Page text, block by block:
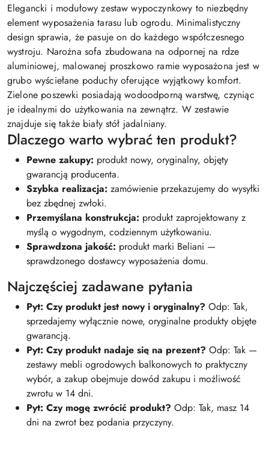
Elegancki i modułowy zestaw wypoczynkowy to niezbędny
element wyposażenia tarasu lub ogrodu. Minimalistyczny
design sprawia, że pasuje on do każdego współczesnego
wystroju. Narożna sofa zbudowana na odpornej na rdze
aluminiowej, malowanej proszkowo ramie wyposażona jest w
grubo wyściełane poduchy oferujące wyjątkowy komfort.
Zielone poszewki posiadają wodoodporną warstwę, czyniąc
je idealnymi do użytkowania na zewnątrz. W zestawie
znajduje się także biały stół jadalniany.
Dlaczego warto wybrać ten produkt?
Pewne zakupy: produkt nowy, oryginalny, objęty
gwarancją producenta.
Szybka realizacja: zamówienie przekazujemy do wysyłki
bez zbędnej zwłoki.
Przemyślana konstrukcja: produkt zaprojektowany z
myślą o wygodnym, codziennym użytkowaniu.
Sprawdzona jakość: produkt marki Beliani —
sprawdzonego dostawcy wyposażenia domu.
Najczęściej zadawane pytania
Pyt: Czy produkt jest nowy i oryginalny? Odp: Tak,
sprzedajemy wyłącznie nowe, oryginalne produkty objęte
gwarancją.
Pyt: Czy produkt nadaje się na prezent? Odp: Tak —
zestawy mebli ogrodowych balkonowych to praktyczny
wybór, a zakup obejmuje dowód zakupu i możliwość
zwrotu w 14 dni.
Pyt: Czy mogę zwrócić produkt? Odp: Tak, masz 14
dni na zwrot bez podania przyczyny.